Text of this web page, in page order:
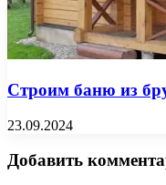
Строим баню из
23.09.2024
Добавить